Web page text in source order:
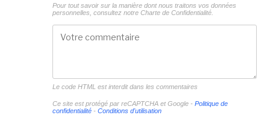
Pour tout savoir sur la manière dont nous traitons vos données
personnelles, consultez notre Charte de Confidentialité.
Le code HTML est interdit dans les commentaires
Ce site est protégé par reCAPTCHA et Google - Politique de
confidentialité- Conditions d'utilisation